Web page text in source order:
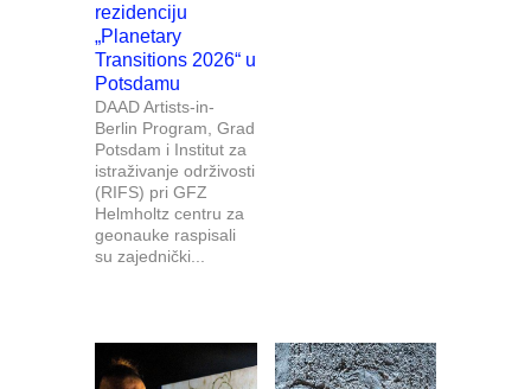
rezidenciju
„Planetary
Transitions 2026“ u
Potsdamu
DAAD Artists-in-
Berlin Program, Grad
Potsdam i Institut za
istraživanje održivosti
(RIFS) pri GFZ
Helmholtz centru za
geonauke raspisali
su zajednički...